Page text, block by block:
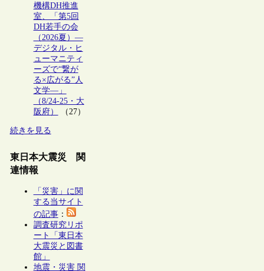
機構DH推進
室、「第5回
DH若手の会
（2026夏）―
デジタル・ヒ
ューマニティ
ーズで“繋が
る×広がる”人
文学―」
（8/24-25・大
阪府）
（27）
続きを見る
東日本大震災 関
連情報
「災害」に関
する当サイト
の記事：
調査研究リポ
ート「東日本
大震災と図書
館」
地震・災害 関